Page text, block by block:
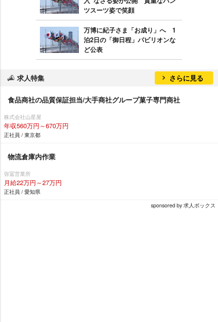
ツスーツ姿で笑顔
万博に紀子さま「お成り」へ 1
泊2日の「御日程」パビリオンな
ど公表
求人特集 さらに見る
食品商社の品質保証担当/大手商社グループ菓子専門商社
株式会社山星屋
年収560万円～670万円
正社員 / 東京都
物流倉庫内作業
弥冨営業所
月給22万円～27万円
正社員 / 愛知県
sponsored by 求人ボックス